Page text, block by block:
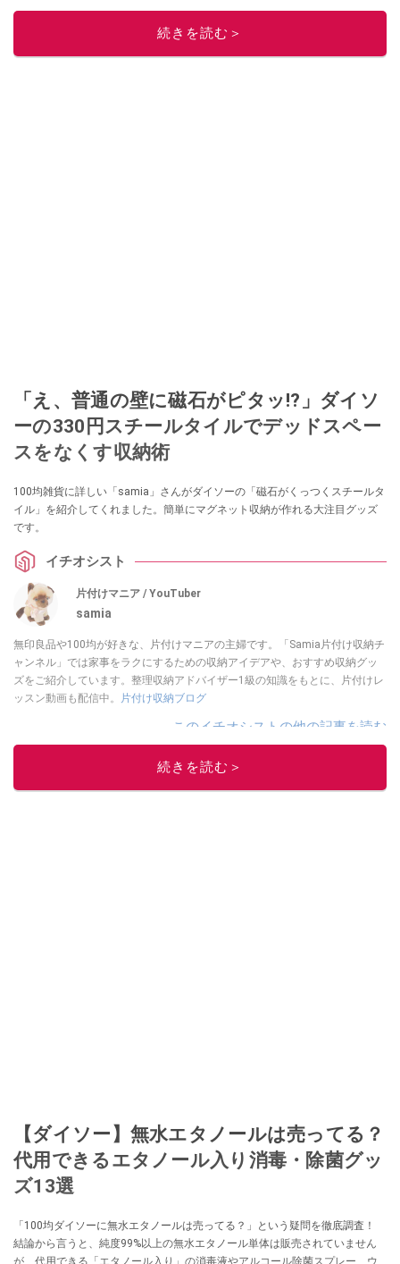
給料が０円になり、家にいながら、しかも空いた時間でできるオークション
に目をつける。しかし、取引の仕方がわからずに、まずは落札者として参
続きを読む＞
「え、普通の壁に磁石がピタッ!?」ダイソ
ーの330円スチールタイルでデッドスペー
スをなくす収納術
100均雑貨に詳しい「samia」さんがダイソーの「磁石がくっつくスチールタ
イル」を紹介してくれました。簡単にマグネット収納が作れる大注目グッズ
です。
イチオシスト
片付けマニア / YouTuber
samia
無印良品や100均が好きな、片付けマニアの主婦です。「Samia片付け収納チ
ャンネル」では家事をラクにするための収納アイデアや、おすすめ収納グッ
ズをご紹介しています。整理収納アドバイザー1級の知識をもとに、片付けレ
ッスン動画も配信中。
片付け収納ブログ
このイチオシストの他の記事を読む
続きを読む＞
【ダイソー】無水エタノールは売ってる？
代用できるエタノール入り消毒・除菌グッ
ズ13選
「100均ダイソーに無水エタノールは売ってる？」という疑問を徹底調査！
結論から言うと、純度99%以上の無水エタノール単体は販売されていません
が、代用できる「エタノール入り」の消毒液やアルコール除菌スプレー、ウ